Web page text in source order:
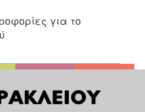
για το